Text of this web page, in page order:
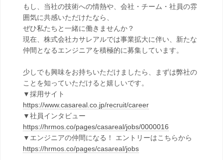
もし、当社の技術への情熱や、会社・チーム・社員の雰
囲気に共感いただけたなら、
ぜひ私たちと一緒に働きませんか？
現在、株式会社カサレアルでは事業拡大に伴い、新たな
仲間となるエンジニアを積極的に募集しています。
少しでも興味をお持ちいただけましたら、まずは弊社の
ことを知っていただけると嬉しいです。
▼採用サイト
https://www.casareal.co.jp/recruit/career
▼社員インタビュー
https://hrmos.co/pages/casareal/jobs/0000016
▼エンジニアの仲間になる！ エントリーはこちらから
https://hrmos.co/pages/casareal/jobs